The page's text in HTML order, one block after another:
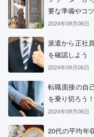
要な準備やコ
2024年09月06日
派遣から正社
を確認しよう
2024年09月06日
転職面接の自
を乗り切ろう！
2024年09月06日
20代の平均年